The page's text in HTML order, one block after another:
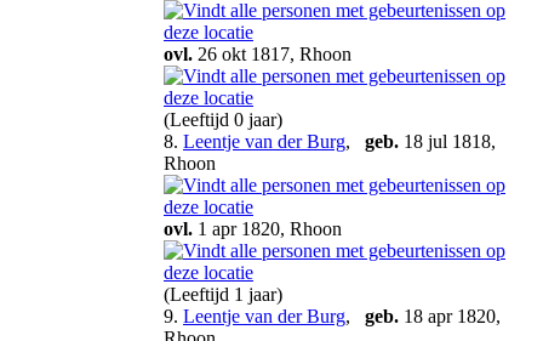
ovl. 26 okt 1817, Rhoon
(Leeftijd 0 jaar)
8. Leentje van der Burg, geb. 18 jul 1818,
Rhoon
ovl. 1 apr 1820, Rhoon
(Leeftijd 1 jaar)
9. Leentje van der Burg, geb. 18 apr 1820,